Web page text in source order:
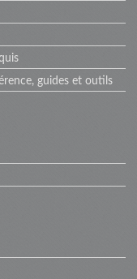
guides et outils